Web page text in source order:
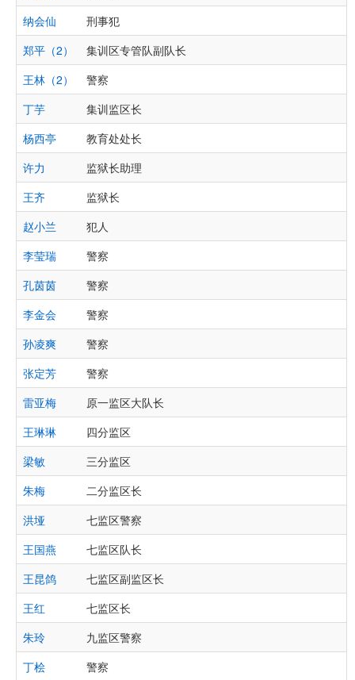
纳会仙
刑事犯
郑平（2）
集训区专管队副队长
王林（2）
警察
丁芋
集训监区长
杨西亭
教育处处长
许力
监狱长助理
王齐
监狱长
赵小兰
犯人
李莹瑞
警察
孔茵茵
警察
李金会
警察
孙凌爽
警察
张定芳
警察
雷亚梅
原一监区大队长
王琳琳
四分监区
梁敏
三分监区
朱梅
二分监区长
洪垭
七监区警察
王国燕
七监区队长
王昆鸽
七监区副监区长
王红
七监区长
朱玲
九监区警察
丁桧
警察